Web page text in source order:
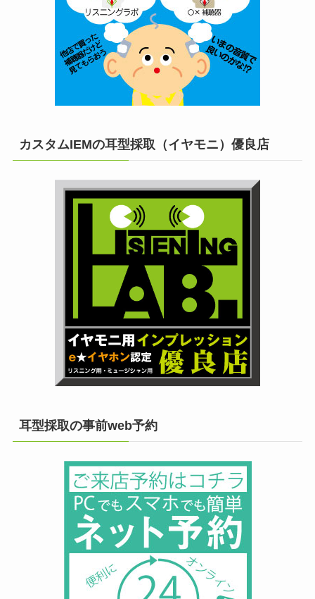
カスタムIEMの耳型採取（イヤモニ）優良店
耳型採取の事前web予約